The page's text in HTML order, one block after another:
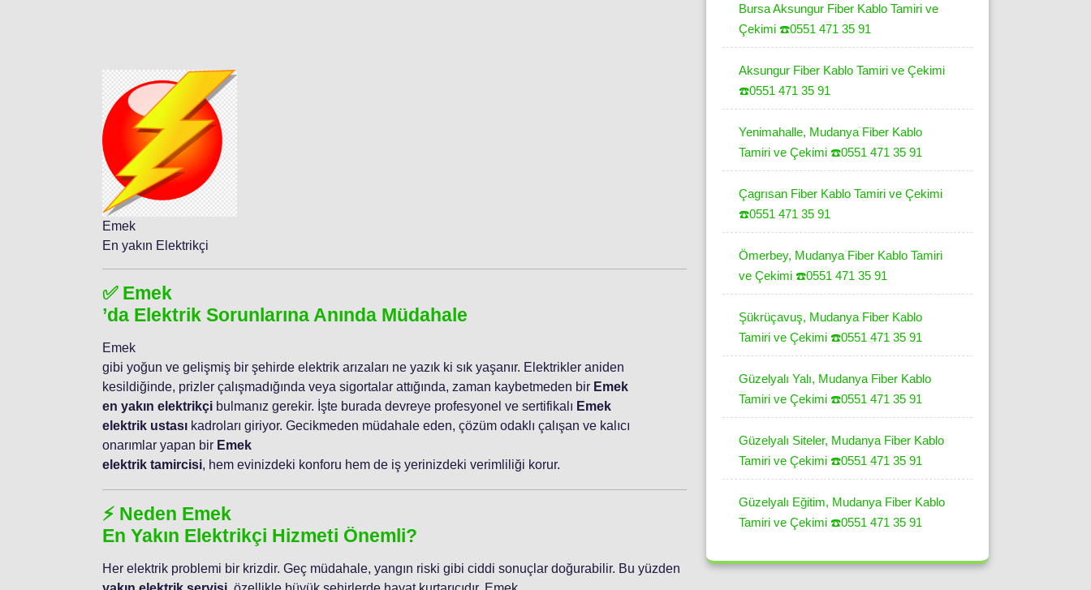
Emek
En yakın Elektrikçi
✅ Emek
’da Elektrik Sorunlarına Anında Müdahale
Emek
gibi yoğun ve gelişmiş bir şehirde elektrik arızaları ne yazık ki sık yaşanır. Elektrikler aniden
kesildiğinde, prizler çalışmadığında veya sigortalar attığında, zaman kaybetmeden bir Emek
en yakın elektrikçi bulmanız gerekir. İşte burada devreye profesyonel ve sertifikalı Emek
elektrik ustası kadroları giriyor. Gecikmeden müdahale eden, çözüm odaklı çalışan ve kalıcı
onarımlar yapan bir Emek
elektrik tamircisi, hem evinizdeki konforu hem de iş yerinizdeki verimliliği korur.
⚡ Neden Emek
En Yakın Elektrikçi Hizmeti Önemli?
Her elektrik problemi bir krizdir. Geç müdahale, yangın riski gibi ciddi sonuçlar doğurabilir. Bu yüzden
Bursa Aksungur Fiber Kablo Tamiri ve
Çekimi ☎️0551 471 35 91
Aksungur Fiber Kablo Tamiri ve Çekimi
☎️0551 471 35 91
Yenimahalle, Mudanya Fiber Kablo
Tamiri ve Çekimi ☎️0551 471 35 91
Çagrısan Fiber Kablo Tamiri ve Çekimi
☎️0551 471 35 91
Ömerbey, Mudanya Fiber Kablo Tamiri
ve Çekimi ☎️0551 471 35 91
Şükrüçavuş, Mudanya Fiber Kablo
Tamiri ve Çekimi ☎️0551 471 35 91
Güzelyalı Yalı, Mudanya Fiber Kablo
Tamiri ve Çekimi ☎️0551 471 35 91
Güzelyalı Siteler, Mudanya Fiber Kablo
Tamiri ve Çekimi ☎️0551 471 35 91
Güzelyalı Eğitim, Mudanya Fiber Kablo
Tamiri ve Çekimi ☎️0551 471 35 91